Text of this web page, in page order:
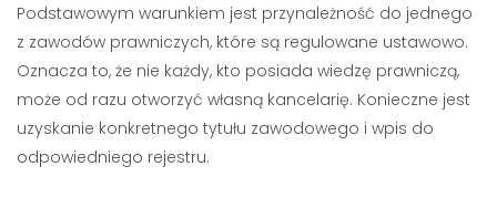
Podstawowym warunkiem jest przynależność do jednego
z zawodów prawniczych, które są regulowane ustawowo.
Oznacza to, że nie każdy, kto posiada wiedzę prawniczą,
może od razu otworzyć własną kancelarię. Konieczne jest
uzyskanie konkretnego tytułu zawodowego i wpis do
odpowiedniego rejestru.